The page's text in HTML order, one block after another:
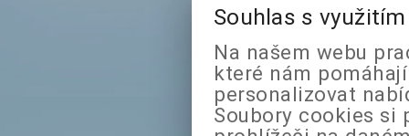
Souhlas s
Na našem webu
které nám
personalizovat
Soubory cookies si